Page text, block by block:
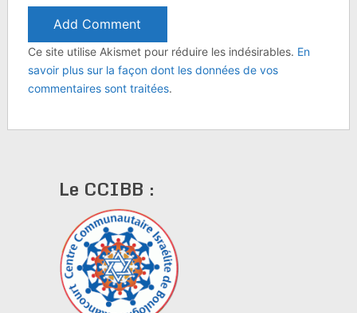
Ce site utilise Akismet pour réduire les indésirables. En
savoir plus sur la façon dont les données de vos
commentaires sont traitées.
Le CCIBB :